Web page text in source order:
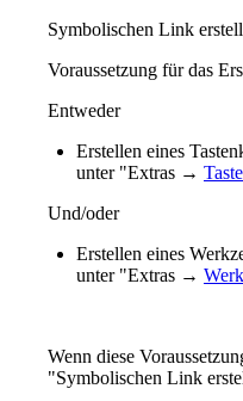
Symbolischen Link
Voraussetzung für das
Entweder
Erstellen eines
unter "Extras →
Und/oder
Erstellen eines
unter "Extras →
Wenn diese
"Symbolischen Link